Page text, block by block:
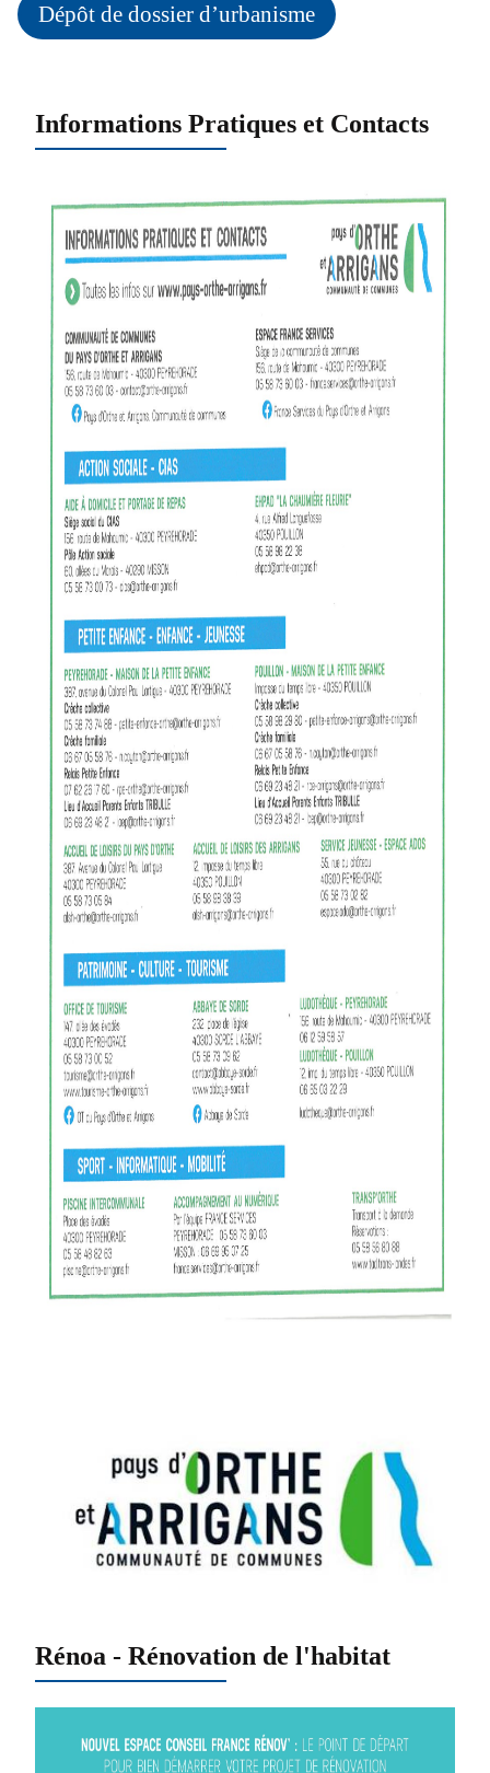
Dépôt de dossier d’urbanisme
Informations Pratiques et Contacts
Rénoa - Rénovation de l'habitat